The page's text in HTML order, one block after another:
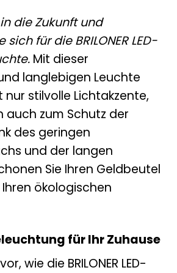
die Zukunft und
für die BRILONER LED-
Mit dieser
langlebigen Leuchte
nur stilvolle Lichtakzente,
auch zum Schutz der
des geringen
und der langen
Sie Ihren Geldbeutel
ökologischen
für Ihr Zuhause
wie die BRILONER LED-